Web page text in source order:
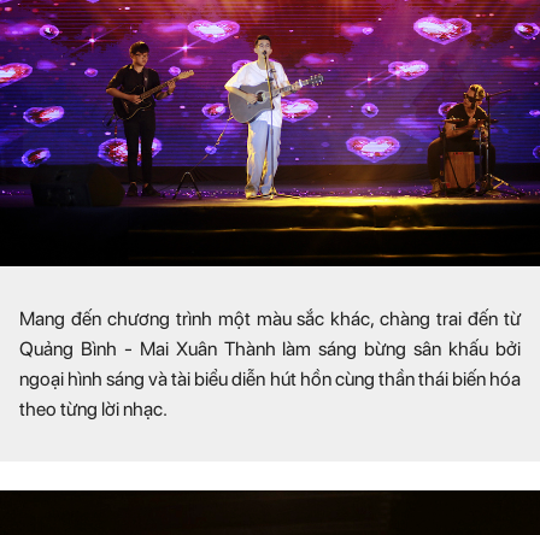
Mang đến chương trình một màu sắc khác, chàng trai đến từ
Quảng Bình - Mai Xuân Thành làm sáng bừng sân khấu bởi
ngoại hình sáng và tài biểu diễn hút hồn cùng thần thái biến hóa
theo từng lời nhạc.